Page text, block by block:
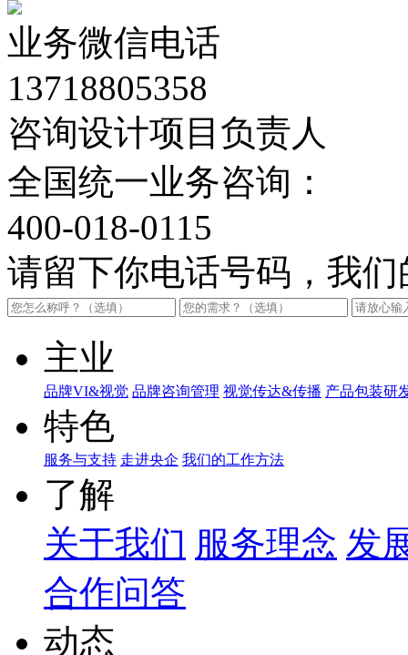
业务微信电话
13718805358
咨询设计项目负责人
全国统一业务咨询：
400-018-0115
请留下你电话号码，我
主业
品牌VI&视觉 品牌咨询管理 视觉传达&传播 产品包装研
特色
服务与支持 走进央企 我们的工作方法
了解
关于我们 服务理念 发
合作问答
动态